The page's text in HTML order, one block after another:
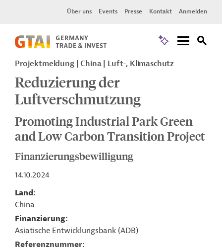
Über uns Events Presse Kontakt Anmelden
Projektmeldung China Luft-, Klimaschutz
Reduzierung der
Luftverschmutzung
Promoting Industrial Park Green
and Low Carbon Transition Project
Finanzierungsbewilligung
14.10.2024
Land
China
Finanzierung
Asiatische Entwicklungsbank (ADB)
Referenznummer